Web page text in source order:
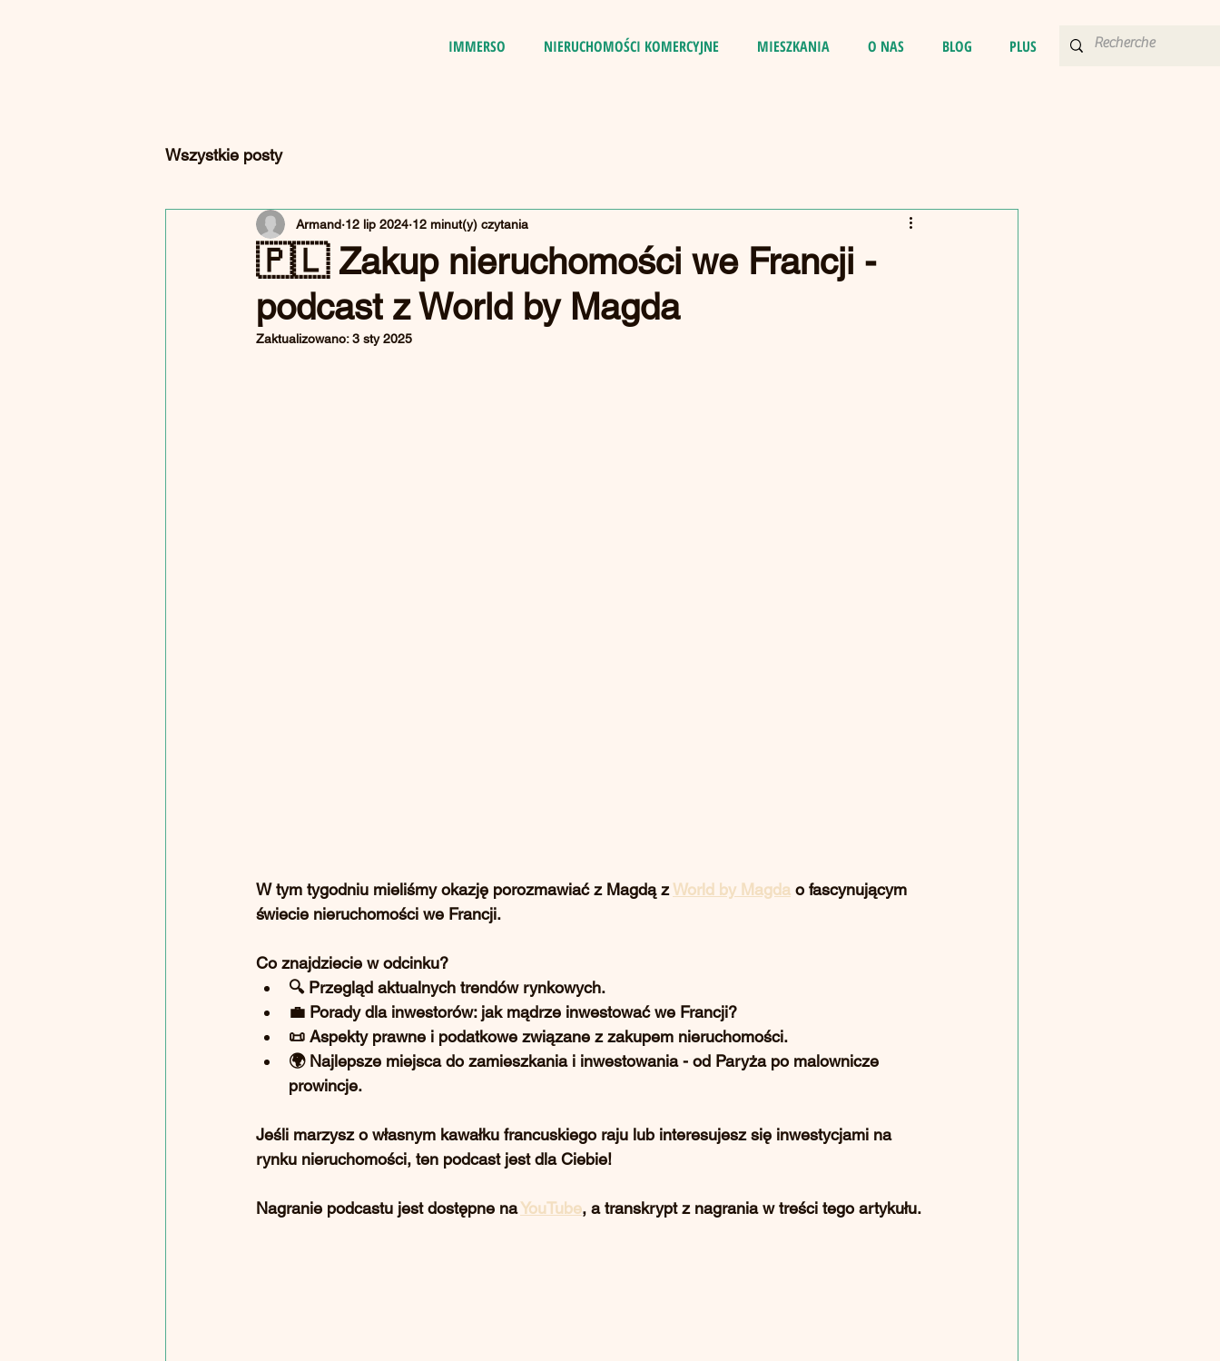
IMMERSO NIERUCHOMOŚCI KOMERCYJNE MIESZKANIA O NAS BLOG PLUS
Wszystkie posty
🇵🇱 Zakup nieruchomości we Francji -
podcast z World by Magda
Armand 12 lip 2024 12 minut(y) czytania
Zaktualizowano:3 sty 2025
W tym tygodniu mieliśmy okazję porozmawiać z Magdą z World by Magda o fascynującym
świecie nieruchomości we Francji.
Co znajdziecie w odcinku?
🔍 Przegląd aktualnych trendów rynkowych.
💼 Porady dla inwestorów: jak mądrze inwestować we Francji?
📜 Aspekty prawne i podatkowe związane z zakupem nieruchomości.
🌍 Najlepsze miejsca do zamieszkania i inwestowania - od Paryża po malownicze
prowincje.
Jeśli marzysz o własnym kawałku francuskiego raju lub interesujesz się inwestycjami na
rynku nieruchomości, ten podcast jest dla Ciebie!
Nagranie podcastu jest dostępne na YouTube, a transkrypt z nagrania w treści tego artykułu.